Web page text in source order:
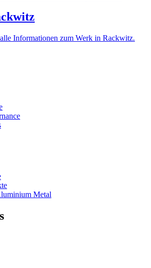
Informationen zum Werk in Rackwitz.
Metal